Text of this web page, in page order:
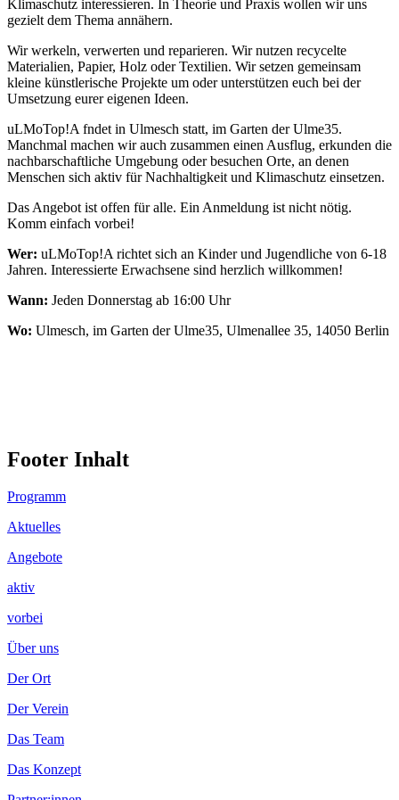
Klimaschutz interessieren. In Theorie und Praxis wollen wir uns
gezielt dem Thema annähern.
Wir werkeln, verwerten und reparieren. Wir nutzen recycelte
Materialien, Papier, Holz oder Textilien. Wir setzen gemeinsam
kleine künstlerische Projekte um oder unterstützen euch bei der
Umsetzung eurer eigenen Ideen.
uLMoTop!A fndet in Ulmesch statt, im Garten der Ulme35.
Manchmal machen wir auch zusammen einen Ausflug, erkunden die
nachbarschaftliche Umgebung oder besuchen Orte, an denen
Menschen sich aktiv für Nachhaltigkeit und Klimaschutz einsetzen.
Das Angebot ist offen für alle. Ein Anmeldung ist nicht nötig.
Komm einfach vorbei!
Wer: uLMoTop!A richtet sich an Kinder und Jugendliche von 6-18
Jahren. Interessierte Erwachsene sind herzlich willkommen!
Wann: Jeden Donnerstag ab 16:00 Uhr
Wo: Ulmesch, im Garten der Ulme35, Ulmenallee 35, 14050 Berlin
Footer Inhalt
Programm
Aktuelles
Angebote
aktiv
vorbei
Über uns
Der Ort
Der Verein
Das Team
Das Konzept